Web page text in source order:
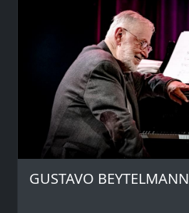
GUSTAVO BEYTELMANN